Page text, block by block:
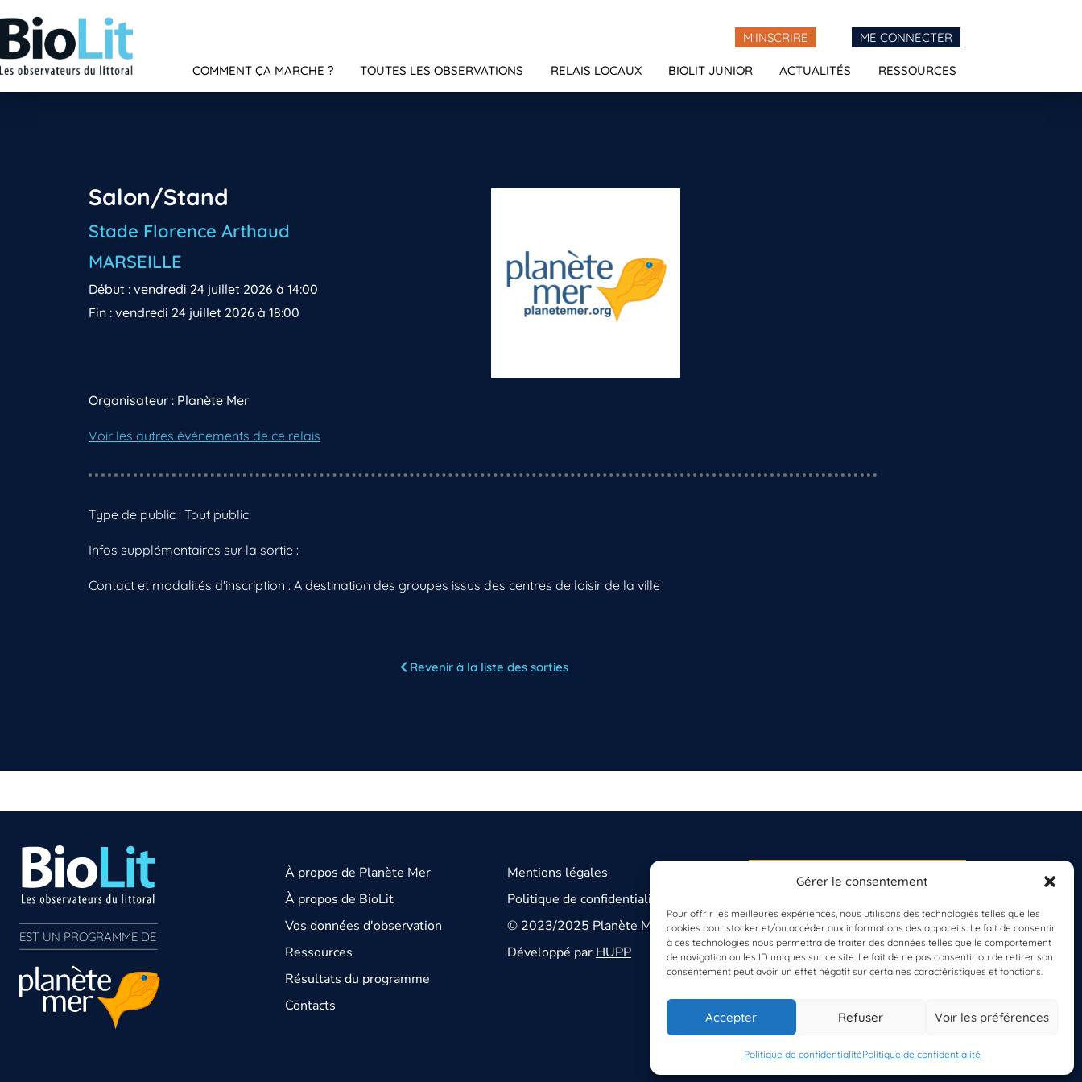
Gérer le consentement
Pour offrir les meilleures expériences, nous utilisons des technologies telles que les
cookies pour stocker et/ou accéder aux informations des appareils. Le fait de consentir
à ces technologies nous permettra de traiter des données telles que le comportement
de navigation ou les ID uniques sur ce site. Le fait de ne pas consentir ou de retirer son
consentement peut avoir un effet négatif sur certaines caractéristiques et fonctions.
Accepter Refuser Voir les préférences
Politique de confidentialitéPolitique de confidentialité
M'INSCRIRE ME CONNECTER
COMMENT ÇA MARCHE ? TOUTES LES OBSERVATIONS RELAIS LOCAUX BIOLIT JUNIOR ACTUALITÉS RESSOURCES
Salon/Stand
Stade Florence Arthaud
MARSEILLE
Début : vendredi 24 juillet 2026 à 14:00
Fin : vendredi 24 juillet 2026 à 18:00
Organisateur : Planète Mer
Voir les autres événements de ce relais
Type de public : Tout public
Infos supplémentaires sur la sortie :
Contact et modalités d'inscription : A destination des groupes issus des centres de loisir de la ville
Revenir à la liste des sorties
EST UN PROGRAMME DE
À propos de Planète Mer
À propos de BioLit
Vos données d'observation
Ressources
Résultats du programme
Contacts
Mentions légales
Politique de confidentialité
© 2023/2025 Planète Mer
Développé parHUPP
S'INSCRIRE À LA
PLANÈTE MER